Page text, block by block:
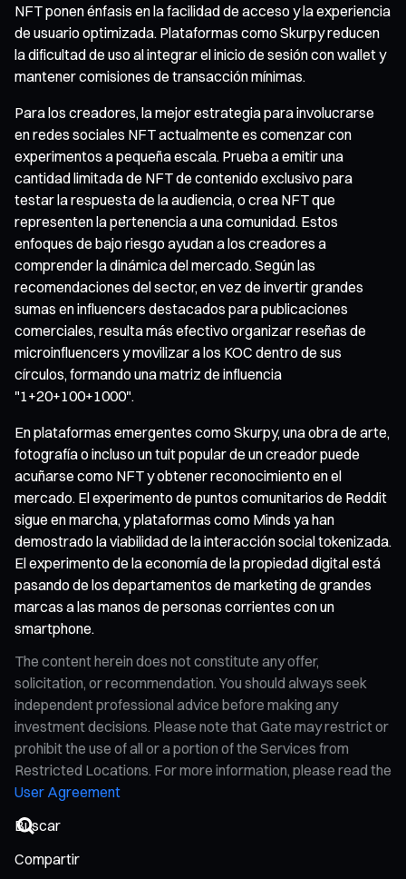
NFT ponen énfasis en la facilidad de acceso y la experiencia
de usuario optimizada. Plataformas como Skurpy reducen
la dificultad de uso al integrar el inicio de sesión con wallet y
mantener comisiones de transacción mínimas.
Para los creadores, la mejor estrategia para involucrarse
en redes sociales NFT actualmente es comenzar con
experimentos a pequeña escala. Prueba a emitir una
cantidad limitada de NFT de contenido exclusivo para
testar la respuesta de la audiencia, o crea NFT que
representen la pertenencia a una comunidad. Estos
enfoques de bajo riesgo ayudan a los creadores a
comprender la dinámica del mercado. Según las
recomendaciones del sector, en vez de invertir grandes
sumas en influencers destacados para publicaciones
comerciales, resulta más efectivo organizar reseñas de
microinfluencers y movilizar a los KOC dentro de sus
círculos, formando una matriz de influencia
"1+20+100+1000".
En plataformas emergentes como Skurpy, una obra de arte,
fotografía o incluso un tuit popular de un creador puede
acuñarse como NFT y obtener reconocimiento en el
mercado. El experimento de puntos comunitarios de Reddit
sigue en marcha, y plataformas como Minds ya han
demostrado la viabilidad de la interacción social tokenizada.
El experimento de la economía de la propiedad digital está
pasando de los departamentos de marketing de grandes
marcas a las manos de personas corrientes con un
smartphone.
The content herein does not constitute any offer,
solicitation, or recommendation. You should always seek
independent professional advice before making any
investment decisions. Please note that Gate may restrict or
prohibit the use of all or a portion of the Services from
Restricted Locations. For more information, please read the
User Agreement
Compartir